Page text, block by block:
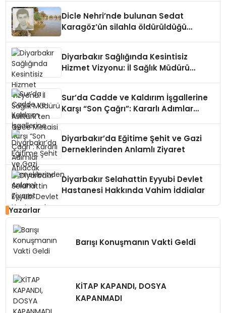
Dicle Nehri’nde bulunan Sedat
Karagöz’ün silahla öldürüldüğü
Diyarbakır Sağlığında Kesintisiz
Hizmet Vizyonu: İl Sağlık Müdürü
Sur’da Cadde ve Kaldırım İşgallerine
Karşı “Son Çağrı”: Kararlı Adımlar
Diyarbakır’da Eğitime Şehit ve Gazi
Derneklerinden Anlamlı Ziyaret
Diyarbakır Selahattin Eyyubi Devlet
Hastanesi Hakkında Vahim İddialar
Yazarlar
Barışı Konuşmanın Vakti Geldi
KİTAP KAPANDI, DOSYA
KAPANMADI